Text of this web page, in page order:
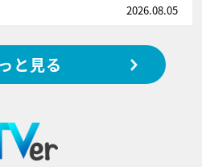
2026.08.05
と見る